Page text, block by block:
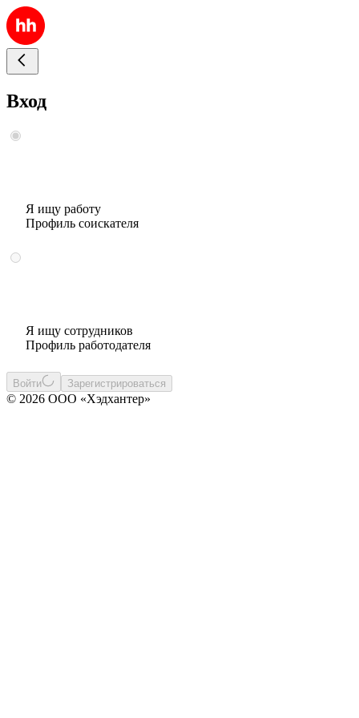
Вход
Я ищу работу
Профиль соискателя
Я ищу сотрудников
Профиль работодателя
Войти Зарегистрироваться
© 2026 ООО «Хэдхантер»